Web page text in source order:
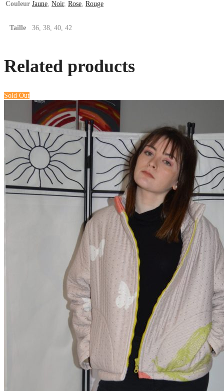
Couleur Jaune Noir, Rose Rouge
Taille 36, 38, 40, 42
Related products
Sold Out